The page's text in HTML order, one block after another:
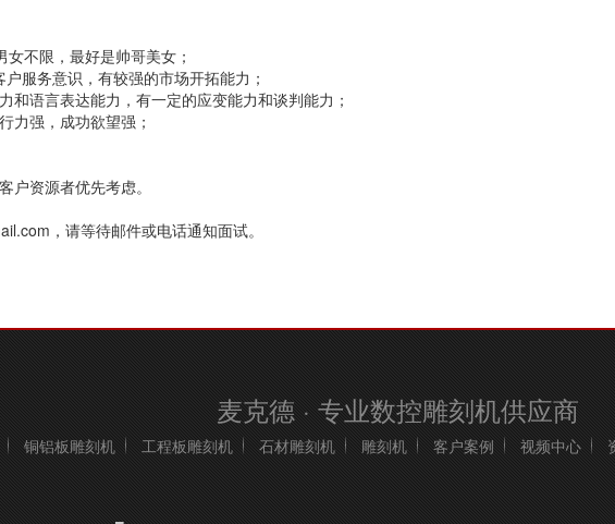
不限，最好是帅哥美女；
服务意识，有较强的市场开拓能力；
和语言表达能力，有一定的应变能力和谈判能力；
力强，成功欲望强；
户资源者优先考虑。
，请等待邮件或电话通知面试。
麦克德 · 专业数控雕刻机供应商
铜铝板雕刻机 工程板雕刻机 石材雕刻机 雕刻机 客户案例 视频中心